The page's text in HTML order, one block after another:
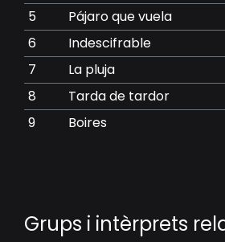
5
Pájaro que vuela
6
Indescifrable
7
La pluja
8
Tarda de tardor
9
Boires
Grups i intèrprets